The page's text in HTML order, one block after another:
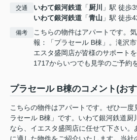
交通 いわて銀河鉄道 「厨川
」駅 徒歩
いわて銀河鉄道 「青山 」駅 徒歩
備考
こちらの物件はアパートです。
報：「プラセール B棟」。滝沢
エスタ盛岡店が皆様のサポート
1717からいつでも見学のご予約
プラセール B棟のコメント(お
こちらの物件はアパートです。ぜひ一
ラセール B棟」です。いわて銀河鉄道厨
なら、イエスタ盛岡店に任せて下さい